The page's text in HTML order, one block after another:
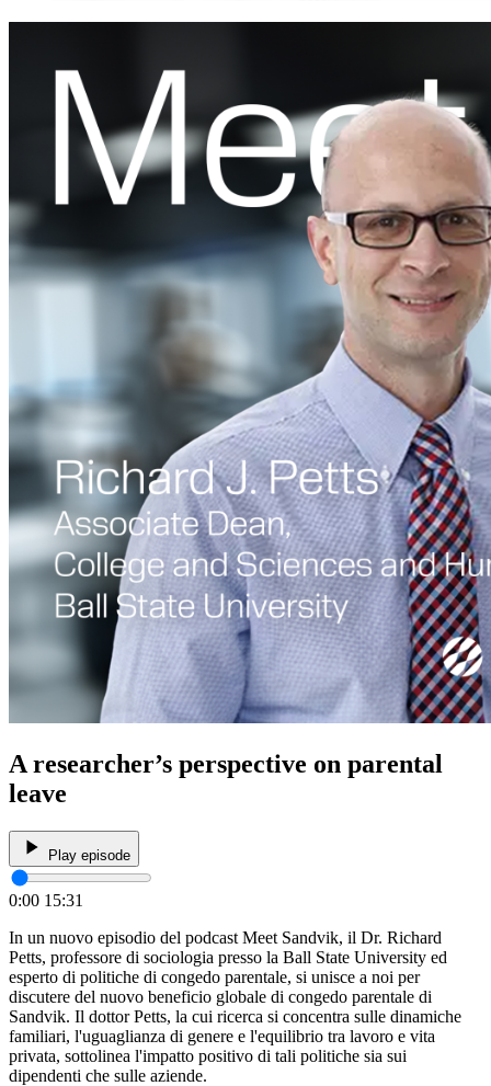
A researcher’s perspective on parental
leave
Play episode
0:00 15:31
In un nuovo episodio del podcast Meet Sandvik, il Dr. Richard
Petts, professore di sociologia presso la Ball State University ed
esperto di politiche di congedo parentale, si unisce a noi per
discutere del nuovo beneficio globale di congedo parentale di
Sandvik. Il dottor Petts, la cui ricerca si concentra sulle dinamiche
familiari, l'uguaglianza di genere e l'equilibrio tra lavoro e vita
privata, sottolinea l'impatto positivo di tali politiche sia sui
dipendenti che sulle aziende.